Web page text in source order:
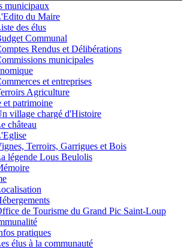
municipaux
du Maire
des élus
Communal
Rendus et Délibérations
municipales
et entreprises
Agriculture
et patrimoine
village chargé d'Histoire
château
Terroirs, Garrigues et Bois
légende Lous Beulolis
de Tourisme du Grand Pic Saint-Loup
pratiques
élus à la communauté